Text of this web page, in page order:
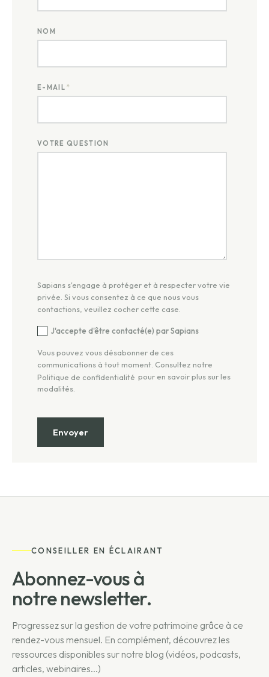
NOM
E-MAIL *
VOTRE QUESTION
Sapians s'engage à protéger et à respecter votre vie
privée. Si vous consentez à ce que nous vous
contactions, veuillez cocher cette case.
J'accepte d'être contacté(e) par Sapians
Vous pouvez vous désabonner de ces
communications à tout moment. Consultez notre
Politique de confidentialité pour en savoir plus sur les
modalités.
CONSEILLER EN ÉCLAIRANT
Abonnez-vous à
notre newsletter.
Progressez sur la gestion de votre patrimoine grâce à ce
rendez-vous mensuel. En complément, découvrez les
ressources disponibles sur notre blog (vidéos, podcasts,
articles, webinaires...)